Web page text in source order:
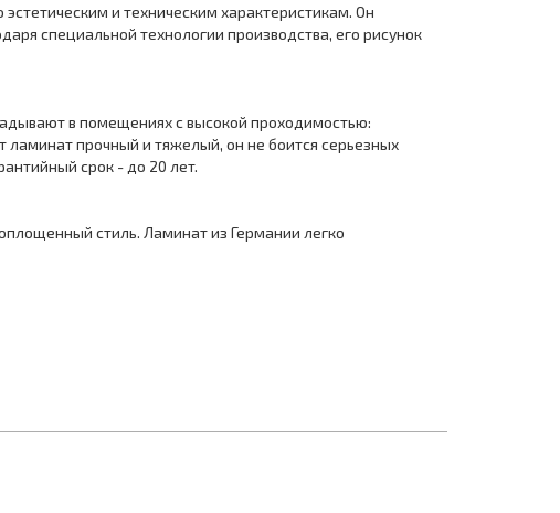
и техническим характеристикам. Он
специальной технологии производства, его рисунок
в помещениях с высокой проходимостью:
ламинат прочный и тяжелый, он не боится серьезных
срок - до 20 лет.
стиль. Ламинат из Германии легко